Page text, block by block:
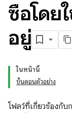
ซื้อโดย
อยู่
ในหน้านี้
ขั้นตอนตัวอย่าง
โฟลว์ที่เกี่ยวข้องกับ